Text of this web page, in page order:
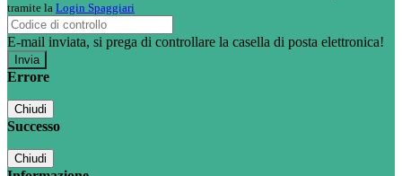
tramite la Login Spaggiari
E-mail inviata, si prega di controllare la casella di posta elettronica!
Errore
Chiudi
Successo
Chiudi